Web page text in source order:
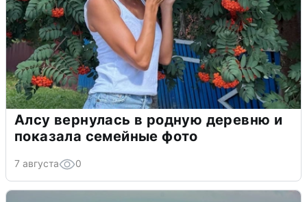
Алсу вернулась в родную деревню и
показала семейные фото
7 августа 0